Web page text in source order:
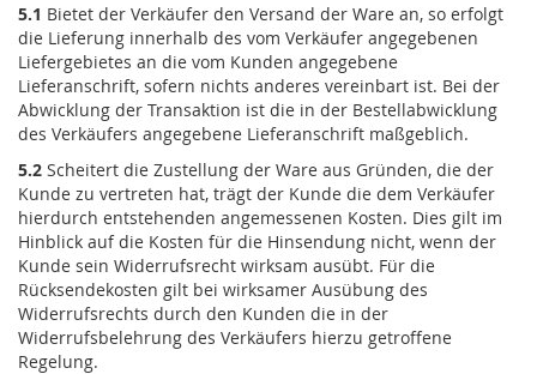
5.1 Bietet der Verkäufer den Versand der Ware an, so erfolgt
die Lieferung innerhalb des vom Verkäufer angegebenen
Liefergebietes an die vom Kunden angegebene
Lieferanschrift, sofern nichts anderes vereinbart ist. Bei der
Abwicklung der Transaktion ist die in der Bestellabwicklung
des Verkäufers angegebene Lieferanschrift maßgeblich.
5.2 Scheitert die Zustellung der Ware aus Gründen, die der
Kunde zu vertreten hat, trägt der Kunde die dem Verkäufer
hierdurch entstehenden angemessenen Kosten. Dies gilt im
Hinblick auf die Kosten für die Hinsendung nicht, wenn der
Kunde sein Widerrufsrecht wirksam ausübt. Für die
Rücksendekosten gilt bei wirksamer Ausübung des
Widerrufsrechts durch den Kunden die in der
Widerrufsbelehrung des Verkäufers hierzu getroffene
Regelung.